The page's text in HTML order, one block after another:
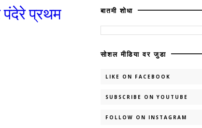
पंदेरे प्रथम
बातमी शोधा
सोशल मीडिया वर जुडा
LIKE ON FACEBOOK
SUBSCRIBE ON YOUTUBE
FOLLOW ON INSTAGRAM